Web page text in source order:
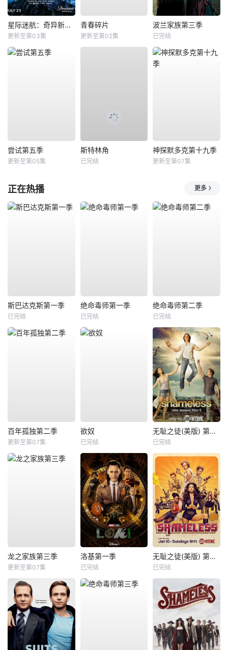
星际迷航：奇异新世界第四季
更新至第03集
青春碎片
更新至第02集
波兰家族第三季
已完结
尝试第五季
更新至第05集
斯特林角
已完结
神探默多克第十九季
更新至第07集
正在热播 更多
斯巴达克斯第一季
已完结
绝命毒师第一季
已完结
绝命毒师第二季
已完结
百年孤独第二季
更新至第07集
欲奴
已完结
无耻之徒(美版) 第八季
已完结
龙之家族第三季
更新至第07集
洛基第一季
已完结
无耻之徒(美版) 第六季
已完结